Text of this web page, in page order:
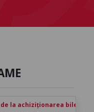
la achiziționarea biletului